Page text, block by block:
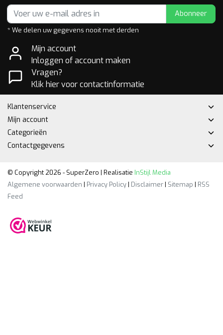
Abonneer
* We delen uw gegevens nooit met derden
Mijn account
Inloggen of account maken
Vragen?
Klik hier voor contactinformatie
Klantenservice
Mijn account
Categorieën
Contactgegevens
© Copyright 2026 - SuperZero | Realisatie InStijl Media
Algemene voorwaarden | Privacy Policy| Disclaimer| Sitemap | RSS
Feed